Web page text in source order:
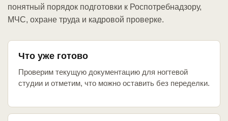
понятный порядок подготовки к Роспотребнадзору,
МЧС, охране труда и кадровой проверке.
Что уже готово
Проверим текущую документацию для ногтевой
студии и отметим, что можно оставить без переделки.